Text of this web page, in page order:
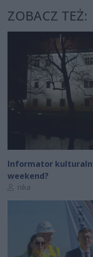
ZOBACZ TEŻ:
Informator
weekend?
Autor artykułu:
nika